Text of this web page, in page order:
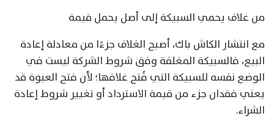
من غلاف يحمي السبيكة إلى أصل يحمل قيمة
مع انتشار الكاش باك، أصبح الغلاف جزءًا من معادلة إعادة
البيع، فالسبيكة المغلفة وفق شروط الشركة ليست في
الوضع نفسه للسبيكة التي فُتح غلافها؛ لأن فتح العبوة قد
يعني فقدان جزء من قيمة الاسترداد أو تغيير شروط إعادة
الشراء.